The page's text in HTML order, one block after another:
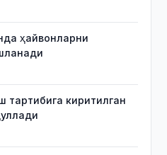
ҳайвонларни
тартибига киритилган